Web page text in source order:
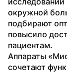
окружной
подбирают
повысило
пациентам.
Аппараты
сочетают